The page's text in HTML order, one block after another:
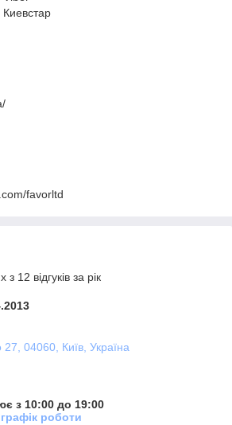
Киевстар
favorltd
12 відгуків за рік
27, 04060, Київ, Україна
з 10:00 до 19:00
роботи